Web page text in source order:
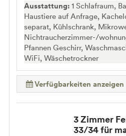
Ausstattung: 1 Schlafraum,
Haustiere auf Anfrage,
separat, Kühlschrank,
Nichtraucherzimmer-/
Pfannen Geschirr,
WiFi, Wäschetrockner
Verfügbarkeiten anzeigen
3 Zimmer
33/34 für